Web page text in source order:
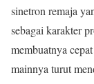
sinetron remaja
sebagai karakter
membuatnya
mainnya turut